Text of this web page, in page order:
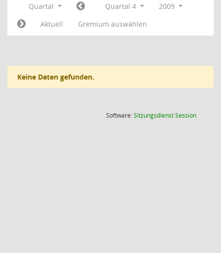
Quartal Quartal 4
2009
Aktuell
Gremium auswählen
Keine Daten gefunden.
Software:SitzungsdienstSession(Wird in